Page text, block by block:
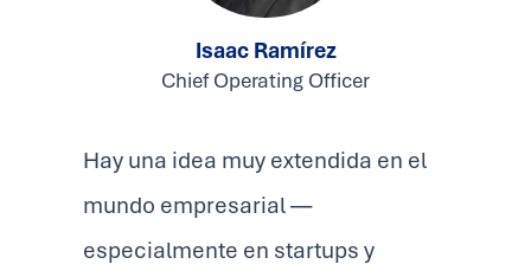
Isaac Ramírez
Chief Operating Officer
Hay una idea muy extendida en el
mundo empresarial —
especialmente en startups y